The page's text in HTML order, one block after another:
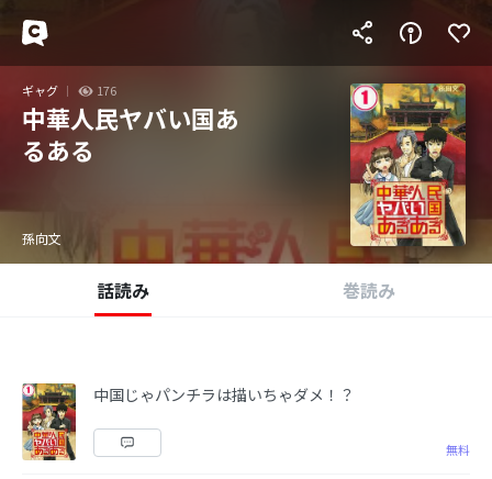
ギャグ 176
中華人民ヤバい国あ
るある
孫向文
話読み 巻読み
中国じゃパンチラは描いちゃダメ！？
無料